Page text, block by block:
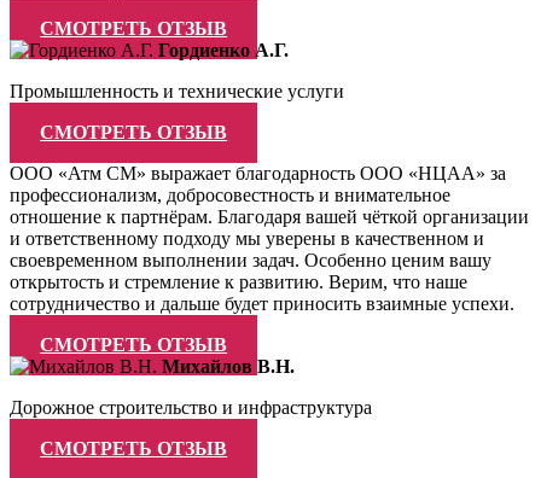
СМОТРЕТЬ ОТЗЫВ
Гордиенко А.Г.
Промышленность и технические услуги
СМОТРЕТЬ ОТЗЫВ
ООО «Атм СМ» выражает благодарность ООО «НЦАА» за
профессионализм, добросовестность и внимательное
отношение к партнёрам. Благодаря вашей чёткой организации
и ответственному подходу мы уверены в качественном и
своевременном выполнении задач. Особенно ценим вашу
открытость и стремление к развитию. Верим, что наше
сотрудничество и дальше будет приносить взаимные успехи.
СМОТРЕТЬ ОТЗЫВ
Михайлов В.Н.
Дорожное строительство и инфраструктура
СМОТРЕТЬ ОТЗЫВ